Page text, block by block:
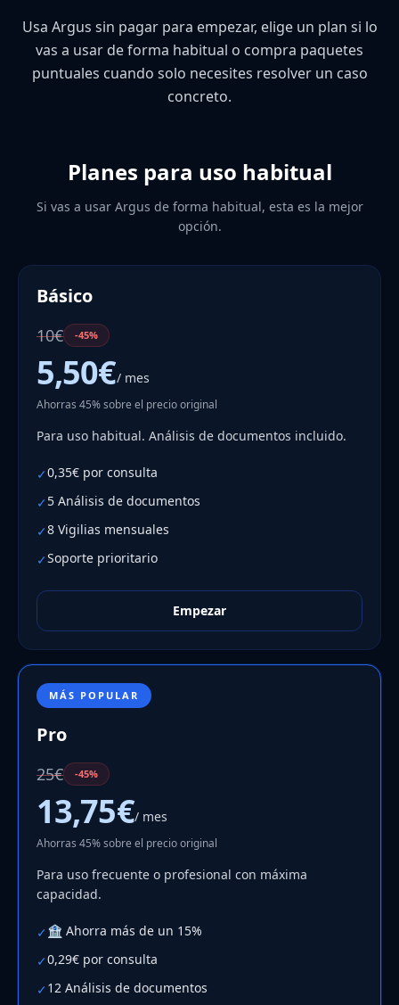
Usa Argus sin pagar para empezar, elige un plan si lo
vas a usar de forma habitual o compra paquetes
puntuales cuando solo necesites resolver un caso
concreto.
Planes para uso habitual
Si vas a usar Argus de forma habitual, esta es la mejor
opción.
Básico
10€ -45%
5,50€/ mes
Ahorras 45% sobre el precio original
Para uso habitual. Análisis de documentos incluido.
✓0,35€ por consulta
✓5 Análisis de documentos
✓8 Vigilias mensuales
✓Soporte prioritario
Empezar
MÁS POPULAR
Pro
25€ -45%
13,75€/ mes
Ahorras 45% sobre el precio original
Para uso frecuente o profesional con máxima
capacidad.
✓🏦 Ahorra más de un 15%
✓0,29€ por consulta
✓12 Análisis de documentos